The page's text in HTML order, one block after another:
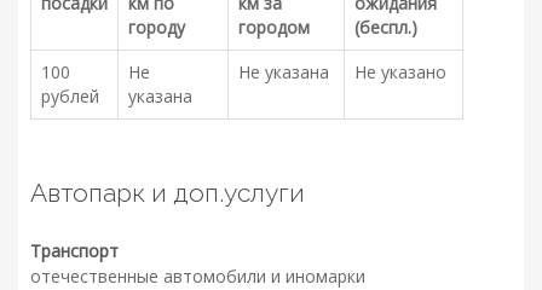
городу
городом
(беспл.)
100
рублей
Не
указана
Не указана Не указано
Автопарк и доп.услуги
Транспорт
отечественные автомобили и иномарки